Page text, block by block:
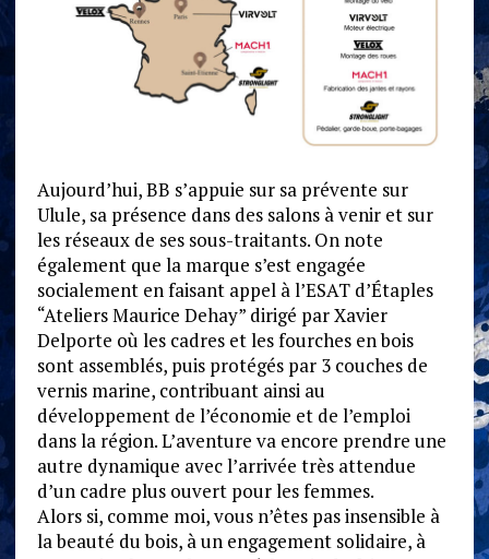
Aujourd’hui, BB s’appuie sur sa prévente sur
Ulule, sa présence dans des salons à venir et sur
les réseaux de ses sous-traitants. On note
également que la marque s’est engagée
socialement en faisant appel à l’ESAT d’Étaples
“Ateliers Maurice Dehay” dirigé par Xavier
Delporte où les cadres et les fourches en bois
sont assemblés, puis protégés par 3 couches de
vernis marine, contribuant ainsi au
développement de l’économie et de l’emploi
dans la région. L’aventure va encore prendre une
autre dynamique avec l’arrivée très attendue
d’un cadre plus ouvert pour les femmes.
Alors si, comme moi, vous n’êtes pas insensible à
la beauté du bois, à un engagement solidaire, à